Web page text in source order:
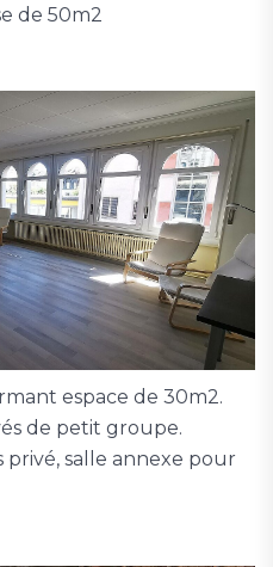
de 50m2
espace de 30m2.
de petit groupe.
salle annexe pour